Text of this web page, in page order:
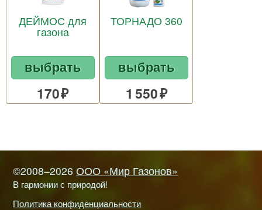
ДЕЙМОС для
газона
выбрать
170
ТОРНАДО 360
выбрать
1 550
©2008–2026 ООО «Мир Газонов»
В гармонии с природой!
Политика конфиденциальности